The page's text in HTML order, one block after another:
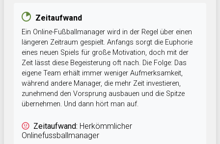
Zeitaufwand
Ein Online-Fußballmanager wird in der Regel über einen
längeren Zeitraum gespielt. Anfangs sorgt die Euphorie
eines neuen Spiels für große Motivation, doch mit der
Zeit lässt diese Begeisterung oft nach. Die Folge: Das
eigene Team erhält immer weniger Aufmerksamkeit,
während andere Manager, die mehr Zeit investieren,
zunehmend den Vorsprung ausbauen und die Spitze
übernehmen. Und dann hört man auf.
Zeitaufwand: Herkömmlicher
Onlinefussballmanager